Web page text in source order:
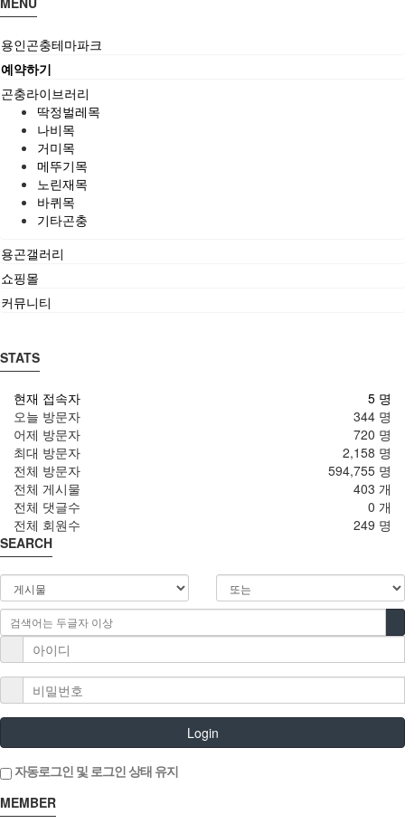
용인곤충테마파크
예약하기
곤충라이브러리
딱정벌레목
나비목
거미목
메뚜기목
노린재목
바퀴목
기타곤충
용곤갤러리
쇼핑몰
커뮤니티
STATS
5 명
현재 접속자
344 명
오늘 방문자
720 명
어제 방문자
2,158 명
최대 방문자
594,755 명
전체 방문자
403 개
전체 게시물
0 개
전체 댓글수
249 명
전체 회원수
SEARCH
Login
자동로그인 및 로그인 상태 유지
MEMBER